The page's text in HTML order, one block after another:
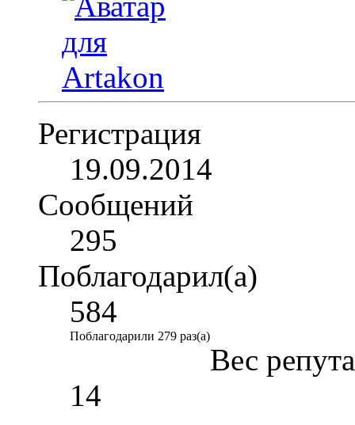
Регистрация
19.09.2014
Сообщений
295
Поблагодарил(а)
584
Поблагодарили 279 раз(а)
Вес
14